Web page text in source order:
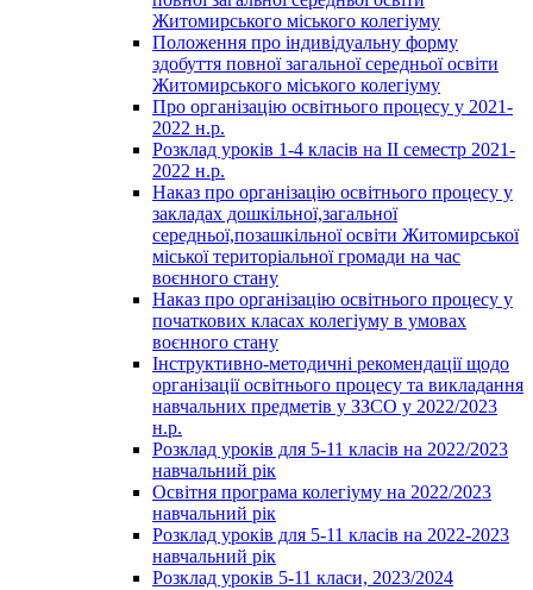
Житомирського міського колегіуму
Положення про індивідуальну форму
здобуття повної загальної середньої освіти
Житомирського міського колегіуму
Про організацію освітнього процесу у 2021-
2022 н.р.
Розклад уроків 1-4 класів на ІІ семестр 2021-
2022 н.р.
Наказ про організацію освітнього процесу у
закладах дошкільної,загальної
середньої,позашкільної освіти Житомирської
міської територіальної громади на час
воєнного стану
Наказ про організацію освітнього процесу у
початкових класах колегіуму в умовах
воєнного стану
Інструктивно-методичні рекомендації щодо
організації освітнього процесу та викладання
навчальних предметів у ЗЗСО у 2022/2023
н.р.
Розклад уроків для 5-11 класів на 2022/2023
навчальний рік
Освітня програма колегіуму на 2022/2023
навчальний рік
Розклад уроків для 5-11 класів на 2022-2023
навчальний рік
Розклад уроків 5-11 класи, 2023/2024